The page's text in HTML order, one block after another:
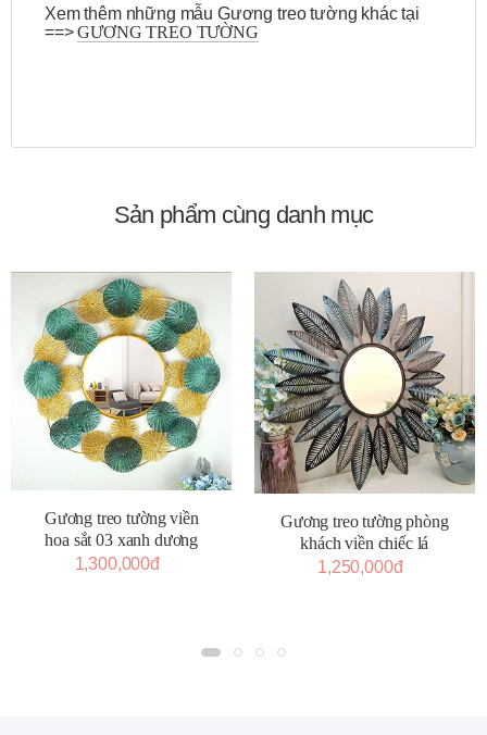
Xem thêm những mẫu Gương treo tường khác tại
==>GƯƠNG TREO TƯỜNG
Sản phẩm cùng danh mục
Gương treo tường viền
hoa sắt 03 xanh dương
1,300,000đ
Gương treo tường phòng
khách viền chiếc lá
1,250,000đ